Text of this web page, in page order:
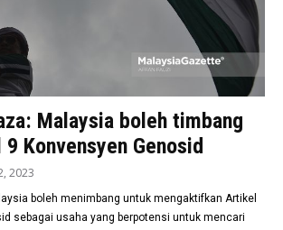
Malaysia boleh timbang
Konvensyen Genosid
2023
boleh menimbang untuk mengaktifkan Artikel
sebagai usaha yang berpotensi untuk mencari